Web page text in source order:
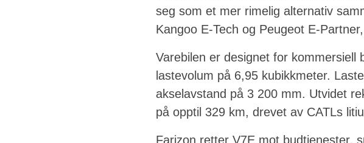
seg som et mer rimelig alternativ
Kangoo E-Tech og Peugeot E-
Varebilen er designet for
lastevolum på 6,95 kubikkmeter.
akselavstand på 3 200 mm. Utvidet
på opptil 329 km, drevet av CATLs
Farizon retter V7E mot budtjenester,